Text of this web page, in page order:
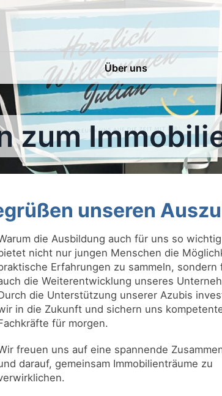
Über uns
zum
unseren
die Ausbildung auch für uns so
nicht nur jungen Menschen die
Erfahrungen zu sammeln, sondern
die Weiterentwicklung unseres
die Unterstützung unserer Azubis
in die Zukunft und sichern uns
für morgen.
freuen uns auf eine spannende
darauf, gemeinsam Immobilienträume zu